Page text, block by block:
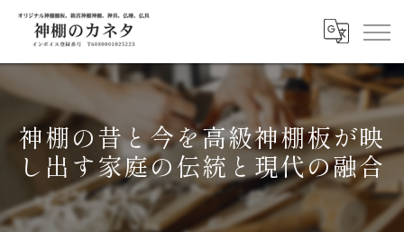
神棚の昔と今を高級神棚板が映
し出す家庭の伝統と現代の融合